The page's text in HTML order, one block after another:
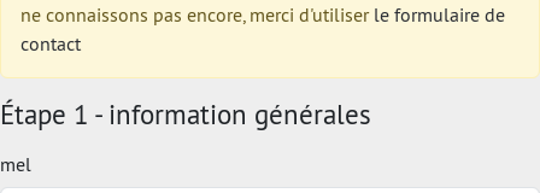
ne connaissons pas encore, merci d'utiliser le formulaire de
contact
Étape 1 - information générales
mel